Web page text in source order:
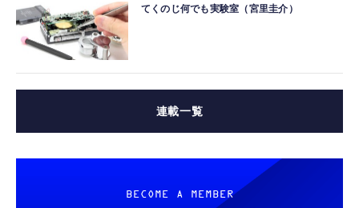
てくのじ何でも実験室（宮里圭介）
連載一覧
BECOME A MEMBER